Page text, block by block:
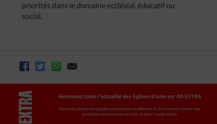
priorités dans le domaine ecclésial, éducatif ou
social.